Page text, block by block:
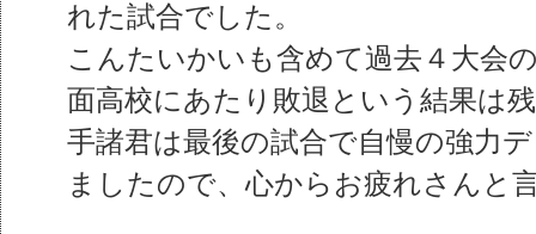
れた試合でした。
こんたいかいも含めて過去４大会
面高校にあたり敗退という結果は
手諸君は最後の試合で自慢の強力
ましたので、心からお疲れさんと